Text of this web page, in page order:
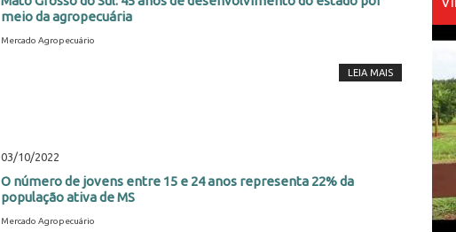
meio da agropecuária
Mercado Agropecuário
LEIA MAIS
03/10/2022
O número de jovens entre 15 e 24 anos representa 22% da
população ativa de MS
Mercado Agropecuário